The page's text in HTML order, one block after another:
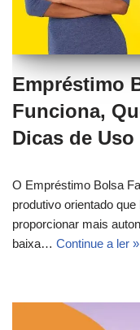
Empréstimo
Funciona,
Dicas de
O Empréstimo Bolsa
produtivo orientado
proporcionar mais
baixa… Continue a ler »